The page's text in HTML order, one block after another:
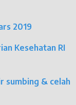
Computed
2019
Kesehatan RI
sumbing & celah